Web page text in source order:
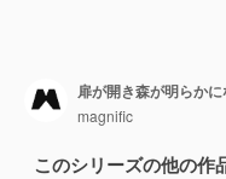
扉が開き森が明らか
magnific
このシリーズの他の作